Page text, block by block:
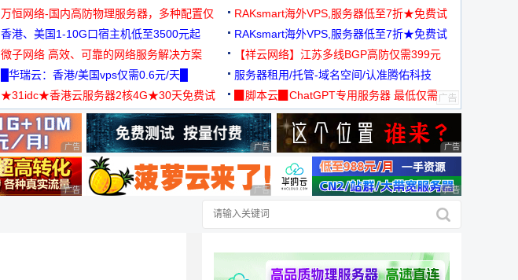
万恒网络-国内高防物理服务器，多种配置仅
99元/月起
RAKsmart海外VPS,服务器低至7折★免费试
用★
香港、美国1-10G口宿主机低至3500元起
RAKsmart海外VPS,服务器低至7折★免费试
用★
微子网络 高效、可靠的网络服务解决方案
【祥云网络】江苏多线BGP高防仅需399元
█华瑞云：香港/美国vps仅需0.6元/天█
服务器租用/托管-域名空间/认准腾佑科技
★31idc★香港云服务器2核4G★30天免费试
用◆
▉脚本云▉ChatGPT专用服务器 最低仅需
19元/月
广告 商业广告，理性选择 广告 商业广告，理性选择 广告 商业广告，理
广告 商业广告，理性选择 广告 商业广告，理性选择 广告 商业广告，理